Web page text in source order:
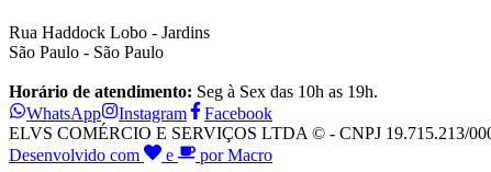
Rua Haddock Lobo - Jardins
São Paulo - São Paulo
Horário de atendimento: Seg à Sex das 10h as 19h.
WhatsApp
Instagram
Facebook
ELVS COMÉRCIO E SERVIÇOS LTDA © - CNPJ 19.715.213/
Desenvolvido com
e por Macro